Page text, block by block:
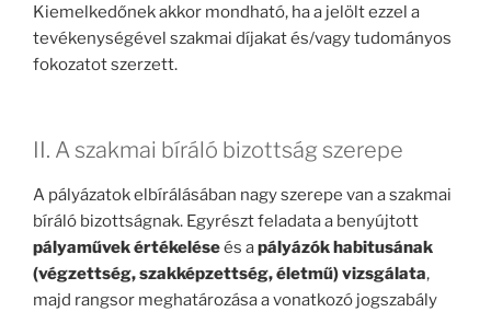
Kiemelkedőnek akkor mondható, ha a jelölt ezzel a
tevékenységével szakmai díjakat és/vagy tudományos
fokozatot szerzett.
II. A szakmai bíráló bizottság szerepe
A pályázatok elbírálásában nagy szerepe van a szakmai
bíráló bizottságnak. Egyrészt feladata a benyújtott
pályaművek értékeléseés apályázók habitusának
(végzettség, szakképzettség, életmű) vizsgálata,
majd rangsor meghatározása a vonatkozó jogszabály